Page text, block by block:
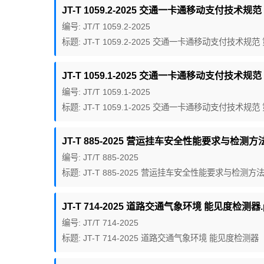
JT-T 1059.2-2025 交通一卡通移动支付技术规
编号: JT/T 1059.2-2025
标题: JT-T 1059.2-2025 交通一卡通移动支付技术规范
JT-T 1059.1-2025 交通一卡通移动支付技术规
编号: JT/T 1059.1-2025
标题: JT-T 1059.1-2025 交通一卡通移动支付技术规范
JT-T 885-2025 营运挂车安全性能要求与检测方
编号: JT/T 885-2025
标题: JT-T 885-2025 营运挂车安全性能要求与检测方法
JT-T 714-2025 道路交通气象环境 能见度检测器
编号: JT/T 714-2025
标题: JT-T 714-2025 道路交通气象环境 能见度检测器